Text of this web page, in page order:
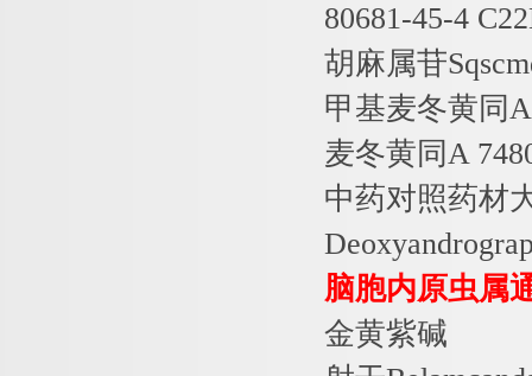
80681-45-4
胡麻属苷
甲基麦冬黄同
麦冬黄同A
中药对照药材
脑胞内原虫属
金黄紫碱